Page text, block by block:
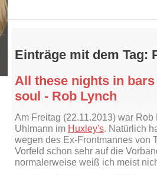
Einträge mit dem Tag:
All these nights in
soul - Rob Lynch
Am Freitag (22.11.2013) war
Uhlmann im Huxley's. Natürlich
wegen des Ex-Frontmannes von
Vorfeld schon sehr auf die
normalerweise weiß ich meist